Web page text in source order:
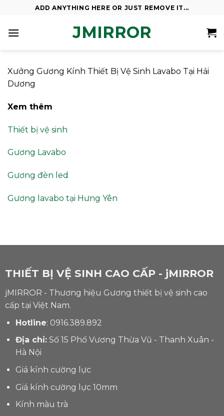
content
ADD ANYTHING HERE OR JUST REMOVE IT...
JMIRROR
Xưởng Gương Kính Thiết Bị Vệ Sinh Lavabo Tại Hải
Dương
Xem thêm
Thiết bị vệ sinh
Gương Lavabo
Gương đèn led
Gương lavabo tại Hưng Yên
THIẾT BỊ VỆ SINH CAO CẤP - jMIRROR
jMIRROR - Thương hiệu Gương thiết bị vệ sinh cao
cấp tại Việt Nam.
Hotline: 0916.389.892
Địa chỉ:Số 15 Phố Vương Thừa Vũ - Thanh Xuân -
Hà Nội
Giá kính cường lực
Giá kính cường lực 10mm
Kính màu trà